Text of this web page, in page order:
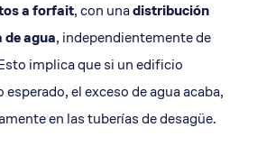
a forfait, con unadistribución
agua, independientemente de
implica que si un edificio
el exceso de agua acaba,
en las tuberías de desagüe.